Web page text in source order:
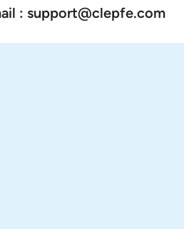
: support@clepfe.com